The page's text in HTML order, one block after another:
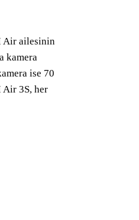
Air ailesinin
kamera
ise 70
Air 3S, her